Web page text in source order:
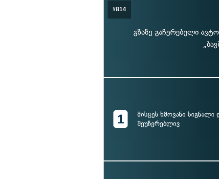
#814
გზაზე გაჩერებული
1
მისცეს ხმოვანი სიგნალი
შეუჩერებლივ